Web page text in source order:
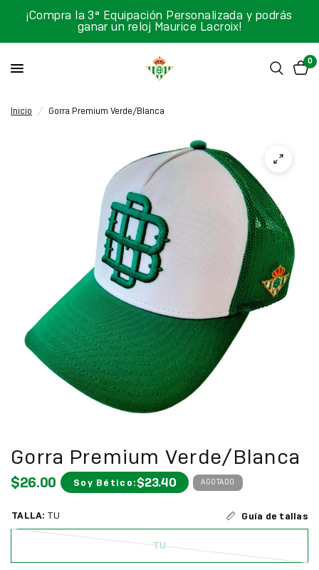
¡Compra la 3ª Equipación Personalizada y podrás
ganar un reloj Maurice Lacroix!
0
Inicio / Gorra Premium Verde/Blanca
Gorra Premium Verde/Blanca
$26.00 Soy Bético:$23.40 AGOTADO
TALLA: TU Guía de tallas
TU